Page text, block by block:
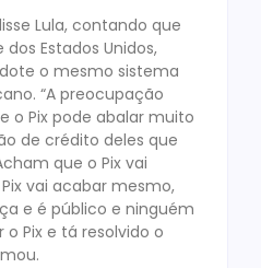
Lula, contando que
Estados Unidos,
o mesmo sistema
“A preocupação
o Pix pode abalar muito
de crédito deles que
que o Pix vai
vai acabar mesmo,
e é público e ninguém
o Pix e tá resolvido o